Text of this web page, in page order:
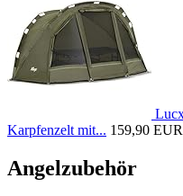
Karpfenzelt mit... 159,90 EUR
Angelzubehör